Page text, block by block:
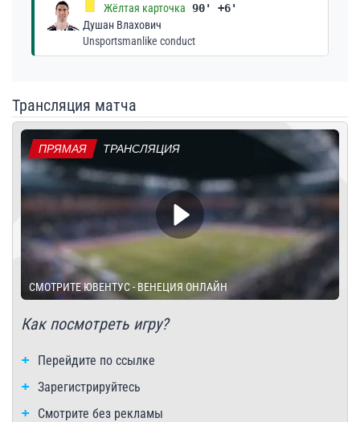
Жёлтая карточка 90' +6'
Душан Влахович
Unsportsmanlike conduct
Трансляция матча
ПРЯМАЯ ТРАНСЛЯЦИЯ
СМОТРИТЕ ЮВЕНТУС - ВЕНЕЦИЯ ОНЛАЙН
Как посмотреть игру?
Перейдите по ссылке
Зарегистрируйтесь
Смотрите без рекламы